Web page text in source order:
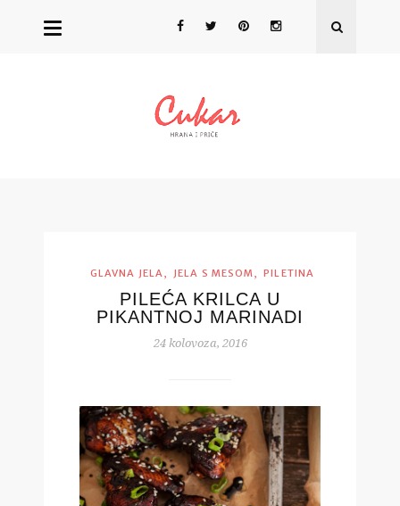
GLAVNA JELA, JELA S MESOM, PILETINA
PILEĆA KRILCA U
PIKANTNOJ MARINADI
24 kolovoza, 2016